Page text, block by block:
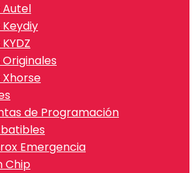
de Programación
Emergencia
Chip